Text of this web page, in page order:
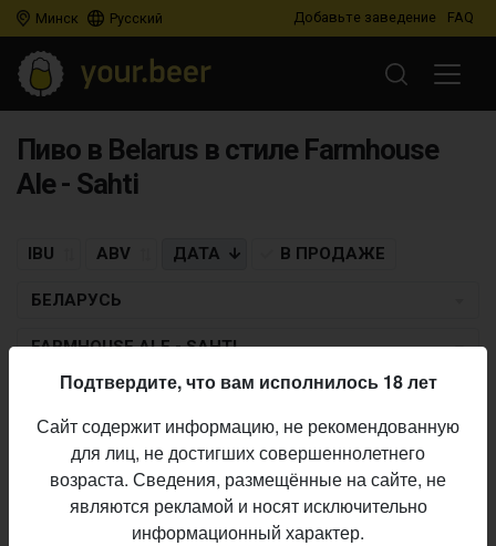
Минск Русский Добавьте заведение FAQ
Пиво в Belarus в стиле Farmhouse
Ale - Sahti
IBU ABV ДАТА В ПРОДАЖЕ
БЕЛАРУСЬ
FARMHOUSE ALE - SAHTI
Тролль гнёт ель
Farmhouse Ale - Sahti • 6,8% ABV • 27 IBU • 18.10.2021
Подтвердите, что вам исполнилось 18 лет
Сайт содержит информацию, не рекомендованную
для лиц, не достигших совершеннолетнего
возраста. Сведения, размещённые на сайте, не
являются рекламой и носят исключительно
информационный характер.